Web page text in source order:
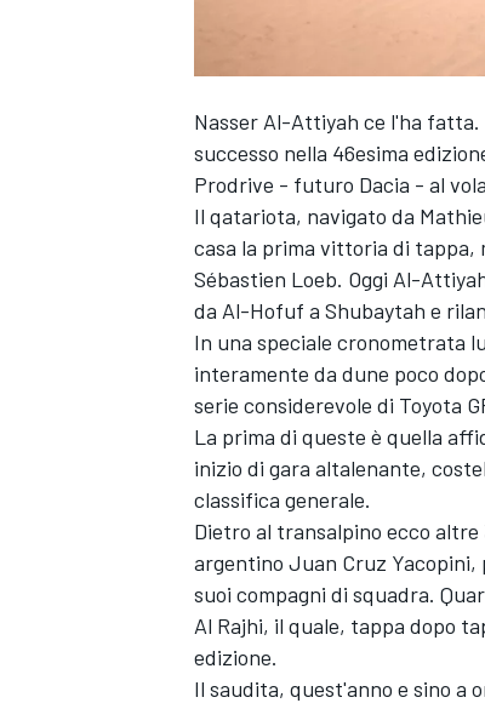
MONOPOSTO
Nasser Al-Attiyah ce l'ha fatta.
successo nella 46esima
Prodrive - futuro Dacia - al
Il qatariota, navigato da
casa la prima vittoria di tappa,
Sébastien Loeb. Oggi Al-
da Al-Hofuf a Shubaytah e
In una speciale cronometrata
interamente da dune poco
serie considerevole di Toyota
La prima di queste è quella
inizio di gara altalenante,
classifica generale.
Dietro al transalpino ecco
argentino Juan Cruz
suoi compagni di squadra.
Al Rajhi, il quale, tappa dopo
edizione.
Il saudita, quest'anno e sino a